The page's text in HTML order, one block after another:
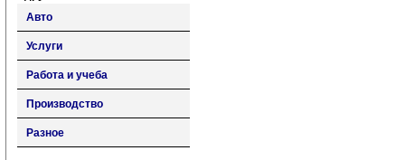
Авто
Услуги
Работа и учеба
Производство
Разное